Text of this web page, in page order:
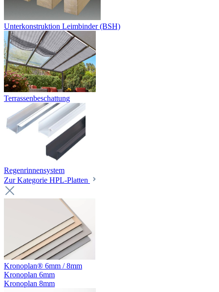
Unterkonstruktion Leimbinder (BSH)
Terrassenbeschattung
Regenrinnensystem
Zur Kategorie HPL-Platten
Kronoplan® 6mm / 8mm
Kronoplan 6mm
Kronoplan 8mm